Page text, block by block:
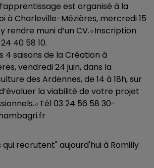
est organisé à la
à Charleville-Mézières, mercredi 15
rendre muni d’un CV.⬨Inscription
40 58 10.
4 saisons de la Création à
vendredi 24 juin, dans la
des Ardennes, de 14 à 18h, sur
la viabilité de votre projet
03 24 56 58 30-
qui recrutent" aujourd'hui à Romilly